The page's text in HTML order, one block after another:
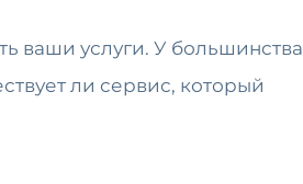
ваши услуги. У большинства
ли сервис, который